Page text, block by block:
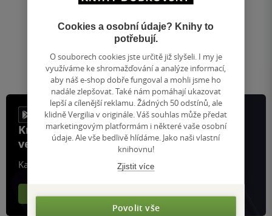
Nahoru
1
Přejít
na
stránku
/ 1
Knihy, recenze a klubové výhody
ve vaší kapse a naší appce KDčko
Každý měsíc společně přečteme tisíce knih
Více o aplikaci Více o klubu
Cookies a osobní údaje? Knihy to
potřebují.
O souborech cookies jste určitě již slyšeli. I my je
využíváme ke shromažďování a analýze informací,
aby náš e-shop dobře fungoval a mohli jsme ho
nadále zlepšovat. Také nám pomáhají ukazovat
lepší a cílenější reklamu. Žádných 50 odstínů, ale
klidně Vergilia v originále. Váš souhlas může předat
marketingovým platformám i některé vaše osobní
údaje. Ale vše bedlivě hlídáme. Jako naši vlastní
knihovnu!
Zjistit více
Povolit vše